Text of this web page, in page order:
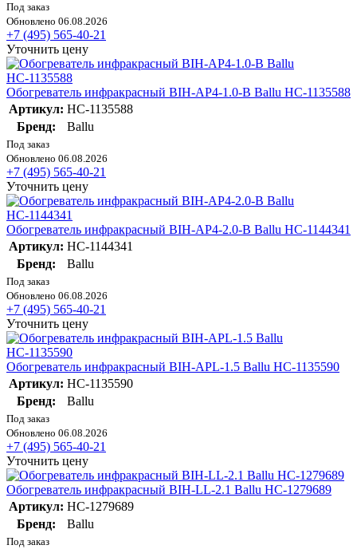
Под заказ
Обновлено 06.08.2026
+7 (495) 565-40-21
Уточнить цену
Обогреватель инфракрасный BIH-AP4-1.0-B Ballu НС-1135588
Артикул: НС-1135588
Бренд:
Ballu
Под заказ
Обновлено 06.08.2026
+7 (495) 565-40-21
Уточнить цену
Обогреватель инфракрасный BIH-AP4-2.0-B Ballu НС-1144341
Артикул: НС-1144341
Бренд:
Ballu
Под заказ
Обновлено 06.08.2026
+7 (495) 565-40-21
Уточнить цену
Обогреватель инфракрасный BIH-APL-1.5 Ballu НС-1135590
Артикул: НС-1135590
Бренд:
Ballu
Под заказ
Обновлено 06.08.2026
+7 (495) 565-40-21
Уточнить цену
Обогреватель инфракрасный BIH-LL-2.1 Ballu НС-1279689
Артикул: НС-1279689
Бренд:
Ballu
Под заказ